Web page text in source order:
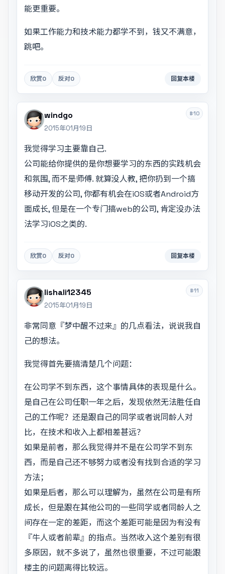
能更重要。
如果工作能力和技术能力都学不到，钱又不满意，
跳吧。
欣赏0 反对0 回复本楼
#10
windgo
2015年01月19日
我觉得学习主要靠自己.
公司能给你提供的是你想要学习的东西的实践机会
和氛围, 而不是师傅. 就算没人教, 把你扔到一个搞
移动开发的公司, 你都有机会在iOS或者Android方
面成长, 但是在一个专门搞web的公司, 肯定没办法
法学习iOS之类的.
欣赏0 反对0 回复本楼
#11
lishali12345
2015年01月19日
非常同意『梦中醒不过来』的几点看法，说说我自
己的想法。
我觉得首先要搞清楚几个问题：
在公司学不到东西，这个事情具体的表现是什么。
是自己在公司任职一年之后，发现依然无法胜任自
己的工作呢？还是跟自己的同学或者说同龄人对
比，在技术和收入上都相差甚远？
如果是前者，那么我觉得并不是在公司学不到东
西，而是自己还不够努力或者没有找到合适的学习
方法；
如果是后者，那么可以理解为，虽然在公司是有所
成长，但是跟在其他公司的一些同学或者同龄人之
间存在一定的差距，而这个差距可能是因为有没有
『牛人或者前辈』的指点。当然收入这个差别有很
多原因，就不多说了，虽然也很重要，不过可能跟
楼主的问题离得比较远。